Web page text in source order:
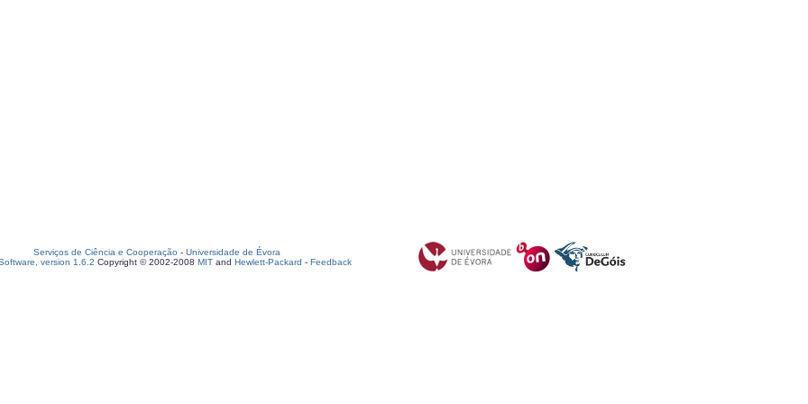
Serviços de Ciência e Cooperação - Universidade de Évora
version 1.6.2 Copyright © 2002-2008 MIT and Hewlett-Packard - Feedback